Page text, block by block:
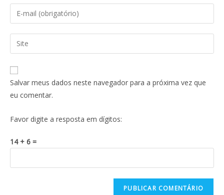
Salvar meus dados neste navegador para a próxima vez que
eu comentar.
Favor digite a resposta em dígitos:
14 + 6 =